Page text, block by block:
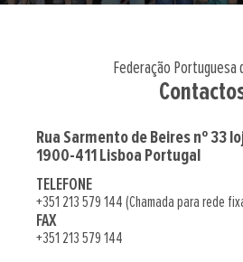
Federação Portuguesa
Rua Sarmento de Beires nº 33
1900-411 Lisboa Portugal
TELEFONE
+351 213 579 144 (Chamada para rede
FAX
+351 213 579 144